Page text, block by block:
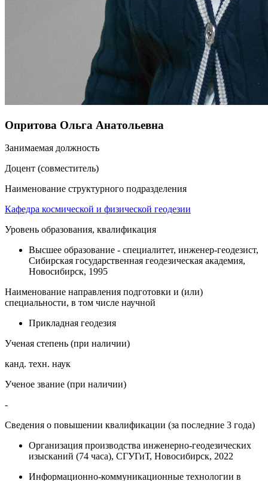
Опритова Ольга Анатольевна
Занимаемая должность
Доцент (совместитель)
Наименование структурного подразделения
Кафедра космической и физической геодезии
Уровень образования, квалификация
Высшее образование - специалитет, инженер-геодезист,
Сибирская государственная геодезическая академия,
Новосибирск, 1995
Наименование направления подготовки и (или)
специальности, в том числе научной
Прикладная геодезия
Ученая степень (при наличии)
канд. техн. наук
Ученое звание (при наличии)
-
Сведения о повышении квалификации (за последние 3 года)
Организация производства инженерно-геодезических
изысканий (74 часа), СГУГиТ, Новосибирск, 2022
Информационно-коммуникационные технологии в